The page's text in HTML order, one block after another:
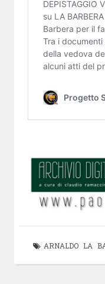
ARNALDO LA